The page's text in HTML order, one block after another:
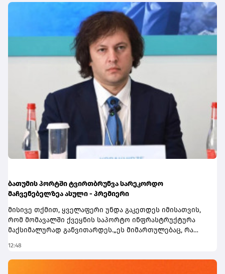
ავტომატურად შესრულდება მაშინ, როდესაც ბაზარზე
აქციის ფასი მომხმარებლის მიერ განსაზღვრულ
ნიშნულს მიაღწევს.ფუნქციონალი განსაკუთრებით
გამოსადეგია რისკების მართვისთვის, რადგან
ინვესტორებს შესაძლებლობას აძლევს, წინასწარ
განსაზღვრონ მისაღები ზარალის ან მოგების ზღვარი და
აღარ დასჭირდეთ ბაზრის მუდმივი მონიტორინგი.
გაავრცელა იმის თაობაზე, რომ აზერბაიჯანული სანომრე
ნიშნის მქონე სატვირთო მანქანების მძღოლები
საქართველოს საბაჟო გამშვებ პუნქტებზე გასვლას ვერ
ახერხებენ - საქართველოს საგარეო საქმეთა
სამინისტროში კი დიპლომატური ნოტა გაიგზავნა.
ბათუმის პორტში ტვირთბრუნვა სარეკორდო
მაჩვენებელზეა ასული - პრემიერი
მისივე თქმით, ყველაფერი უნდა გაკეთდეს იმისათვის,
რომ მომავალში ქვეყნის საპორტო ინფრასტრუქტურა
მაქსიმალურად განვითარდეს.„ეს მიმართულებაც, რა
მნიშვნელოვანია აღინიშნოს, რომ ბათუმის პორტში
ტვირთბრუნვა სარეკორდო მაჩვენებელზეა ასული.
12:48